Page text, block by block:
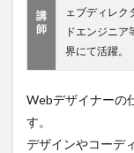
講座
＜初
級編
画像
加工す
る！
講
師
ェブディレク
ドエンジニ
界にて活躍。
Webデザイナーの
す。
デザインやコーデ